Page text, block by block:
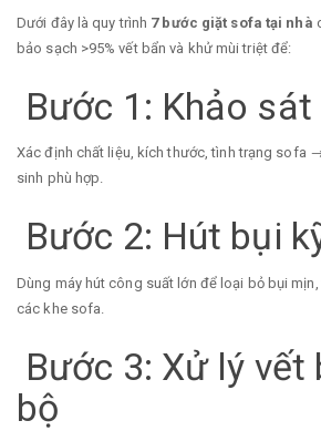
Dưới đây là quy trình 7 bước giặt sofa tại nhà
bảo sạch >95% vết bẩn và khử mùi triệt để:
Bước 1: Khảo
Xác định chất liệu, kích thước, tình trạng sofa
sinh phù hợp.
Bước 2: Hút bụi
Dùng máy hút công suất lớn để loại bỏ bụi
các khe sofa.
Bước 3: Xử lý vết
bộ